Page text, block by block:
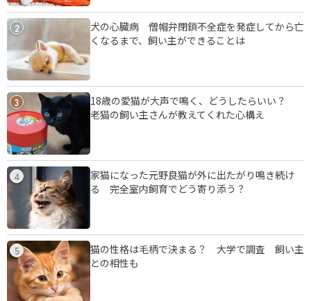
2
犬の心臓病 僧帽弁閉鎖不全症を発症してから亡
くなるまで、飼い主ができることは
3
18歳の愛猫が大声で鳴く、どうしたらいい？
老猫の飼い主さんが教えてくれた心構え
4
家猫になった元野良猫が外に出たがり鳴き続け
る 完全室内飼育でどう寄り添う？
5
猫の性格は毛柄で決まる？ 大学で調査 飼い主
との相性も